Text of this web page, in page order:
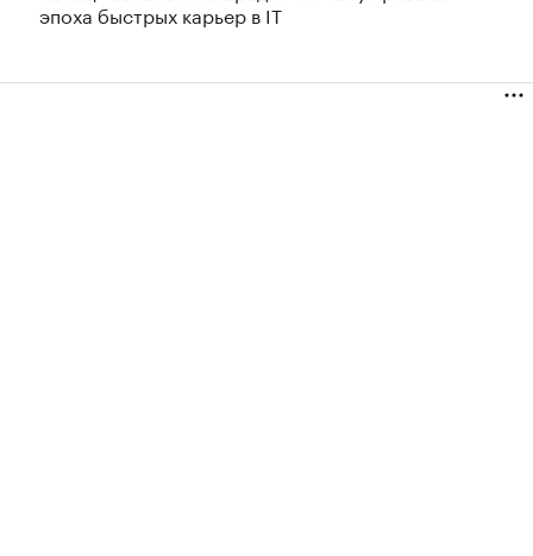
эпоха быстрых карьер в IT